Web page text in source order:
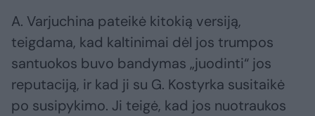
A. Varjuchina pateikė kitokią versiją,
teigdama, kad kaltinimai dėl jos trumpos
santuokos buvo bandymas „juodinti“ jos
reputaciją, ir kad ji su G. Kostyrka susitaikė
po susipykimo. Ji teigė, kad jos nuotraukos